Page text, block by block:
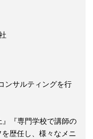
社
ンサルティングを行
』『専門学校で講師の
歴任し、様々なメニ